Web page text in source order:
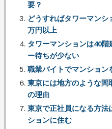
要？
どうすればタワーマン
万円以上
タワーマンションは40
ー待ちが少ない
職業バイトでマンション
東京には地方のような間
の理由
東京で正社員になる方法
ションに住む